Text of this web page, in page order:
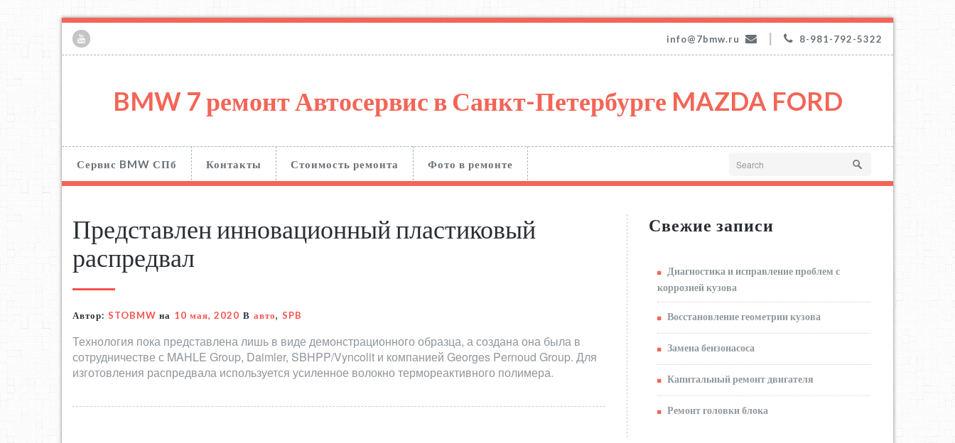
info@7bmw.ru 8-981-792-5322
BMW 7 ремонт Автосервис в Санкт-Петербурге MAZDA FORD
Сервис BMW СПб Контакты Стоимость ремонта Фото в ремонте
Представлен инновационный пластиковый
распредвал
Автор: STOBMW на 10 мая, 2020 В авто, SPB
Технология пока представлена лишь в виде демонстрационного образца, а создана она была в
сотрудничестве с MAHLE Group, Daimler, SBHPP/Vyncolit и компанией Georges Pernoud Group. Для
изготовления распредвала используется усиленное волокно термореактивного полимера.
Свежие записи
Диагностика и исправление проблем с
коррозией кузова
Восстановление геометрии кузова
Замена бензонасоса
Капитальный ремонт двигателя
Ремонт головки блока